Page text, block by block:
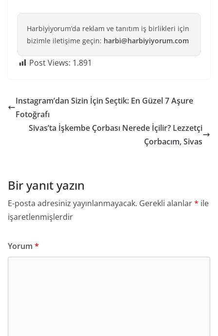
Harbiyiyorum’da reklam ve tanıtım iş birlikleri için
bizimle iletişime geçin: harbi@harbiyiyorum.com
Post Views: 1.891
Instagram’dan Sizin İçin Seçtik: En Güzel 7 Aşure
Fotoğrafı
Sivas’ta İşkembe Çorbası Nerede İçilir? Lezzetçi
Çorbacım, Sivas
Bir yanıt yazın
E-posta adresiniz yayınlanmayacak. Gerekli alanlar* ile
işaretlenmişlerdir
Yorum *